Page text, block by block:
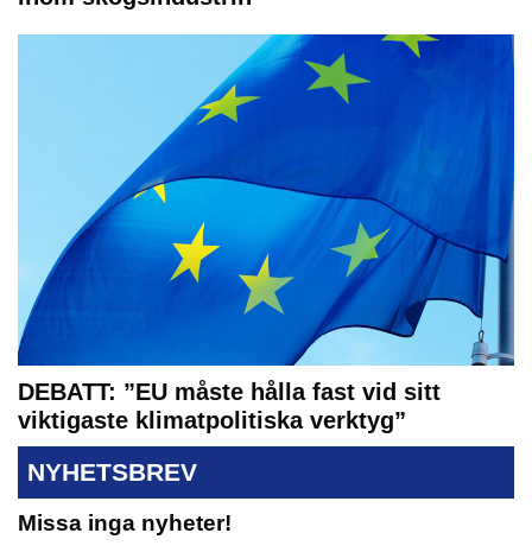
DEBATT: ”EU måste hålla fast vid sitt
viktigaste klimatpolitiska verktyg”
NYHETSBREV
Missa inga nyheter!